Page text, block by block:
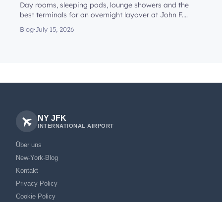
Day rooms, sleeping pods, lounge showers and the
best terminals for an overnight layover at John F.
Kennedy Internationa...
Blog July 15, 2026
NY JFK
INTERNATIONAL AIRPORT
Über uns
New-York-Blog
Kontakt
Privacy Policy
Cookie Policy